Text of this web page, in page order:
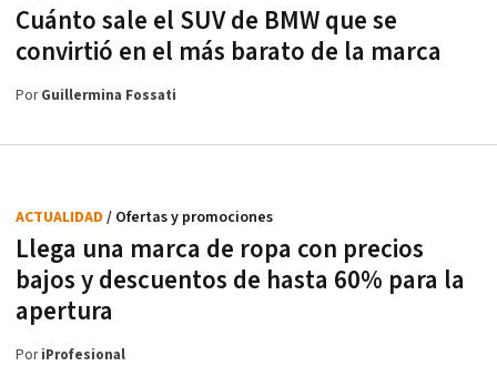
Cuánto sale el SUV de BMW que se
convirtió en el más barato de la marca
PorGuillermina Fossati
Llega una marca de ropa con precios
bajos y descuentos de hasta 60% para la
apertura
ACTUALIDAD / Ofertas y promociones
PoriProfesional